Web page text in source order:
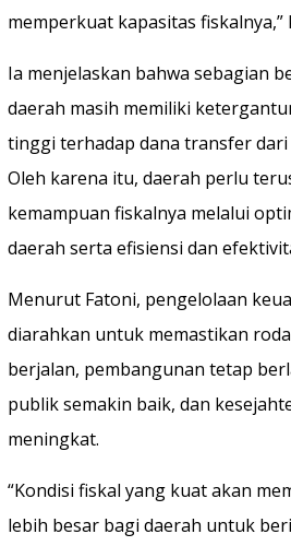
memperkuat kapasitas fiskalnya,”
Ia menjelaskan bahwa sebagian
daerah masih memiliki
tinggi terhadap dana transfer
Oleh karena itu, daerah perlu
kemampuan fiskalnya melalui
daerah serta efisiensi dan
Menurut Fatoni, pengelolaan
diarahkan untuk memastikan
berjalan, pembangunan tetap
publik semakin baik, dan
meningkat.
“Kondisi fiskal yang kuat akan
lebih besar bagi daerah untuk